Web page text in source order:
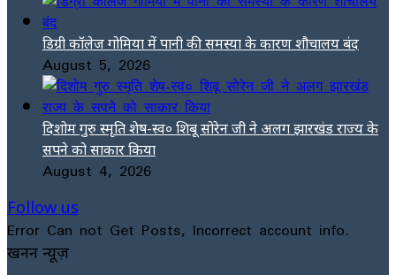
डिग्री कॉलेज गोमिया में पानी की समस्या के कारण शौचालय बंद
August 5, 2026
दिशोम गुरु स्मृति शेष-स्व० शिबू सोरेन जी ने अलग झारखंड राज्य के
सपने को साकार किया
August 4, 2026
Follow us
Error Can not Get Posts, Incorrect account info.
खनन न्यूज़